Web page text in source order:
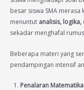
besar siswa SMA
menuntut analisis,
sekadar menghafal
Beberapa materi yang
pendampingan intensif
Penalaran Matematika